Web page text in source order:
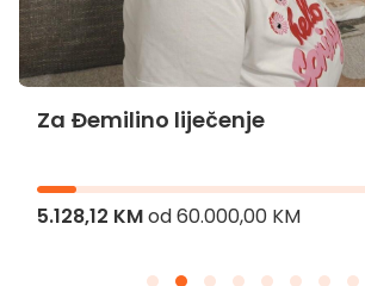
Za Đemilino liječenje
5.128,12 KMod60.000,00 KM